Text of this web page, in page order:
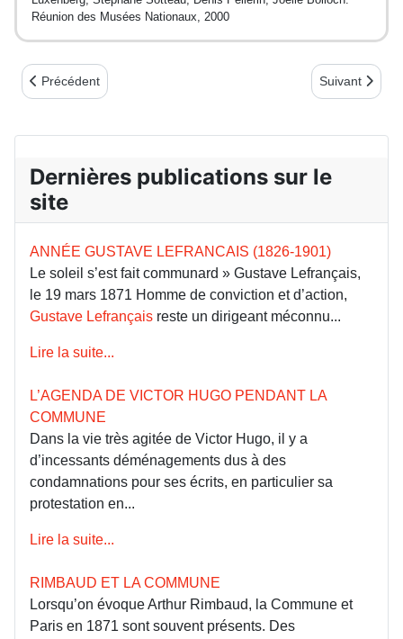
Réunion des Musées Nationaux, 2000
Article précédent : Commune 1871 : éphéméride 21 mai - Avant
Précédent Article
Suivant
Dernières publications sur le
site
ANNÉE GUSTAVE LEFRANCAIS (1826-1901)
Le soleil s’est fait communard » Gustave Lefrançais,
le 19 mars 1871 Homme de conviction et d’action,
Gustave Lefrançais reste un dirigeant méconnu...
Lire la suite...
L’AGENDA DE VICTOR HUGO PENDANT LA
COMMUNE
Dans la vie très agitée de Victor Hugo, il y a
d’incessants déménagements dus à des
condamnations pour ses écrits, en particulier sa
protestation en...
Lire la suite...
RIMBAUD ET LA COMMUNE
Lorsqu’on évoque Arthur Rimbaud, la Commune et
Paris en 1871 sont souvent présents. Des